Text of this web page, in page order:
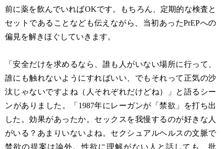
前に薬を飲んでいればOKです。もちろん、定期的な検査と
セットであることなども伝えながら、当初あったPrEPへの
偏見を解きほぐしていきます。
「安全だけを求めるなら、誰も人がいない場所に行って、
誰にも触れないようにすればいい、でもそれって正気の沙
汰じゃないですよね（人それぞれだけどね）」と語るシー
ンがありました。「1987年にレーガンが「禁欲」を打ち出
した。効果があったか。セックスを我慢するのが好きな人
がいる？あまりいないよね。セクシュアルヘルスの文脈で
禁欲の提案は論外。性欲に理解がない人と話しても、批